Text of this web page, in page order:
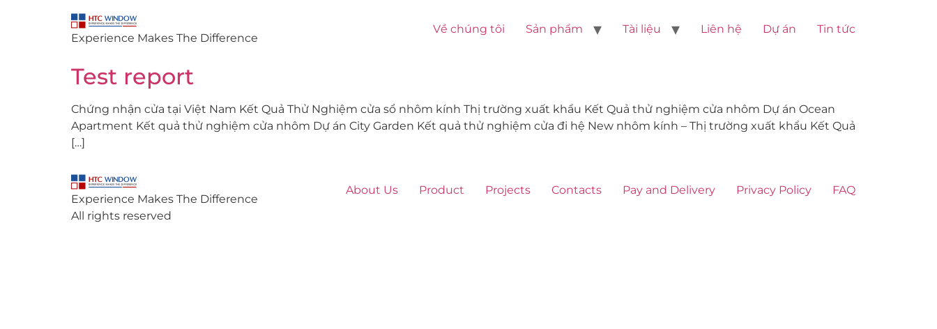
Experience Makes The Difference
Về chúng tôi Sản phẩm Tài liệu Liên hệ Dự án Tin tức
Test report
Chứng nhận cửa tại Việt Nam Kết Quả Thử Nghiệm cửa sổ nhôm kính Thị trường xuất khẩu Kết Quả thử nghiệm cửa nhôm Dự án Ocean
Apartment Kết quả thử nghiệm cửa nhôm Dự án City Garden Kết quả thử nghiệm cửa đi hệ New nhôm kính – Thị trường xuất khẩu Kết Quả
[…]
Experience Makes The Difference
About Us Product Projects Contacts Pay and Delivery Privacy Policy
FAQ
All rights reserved